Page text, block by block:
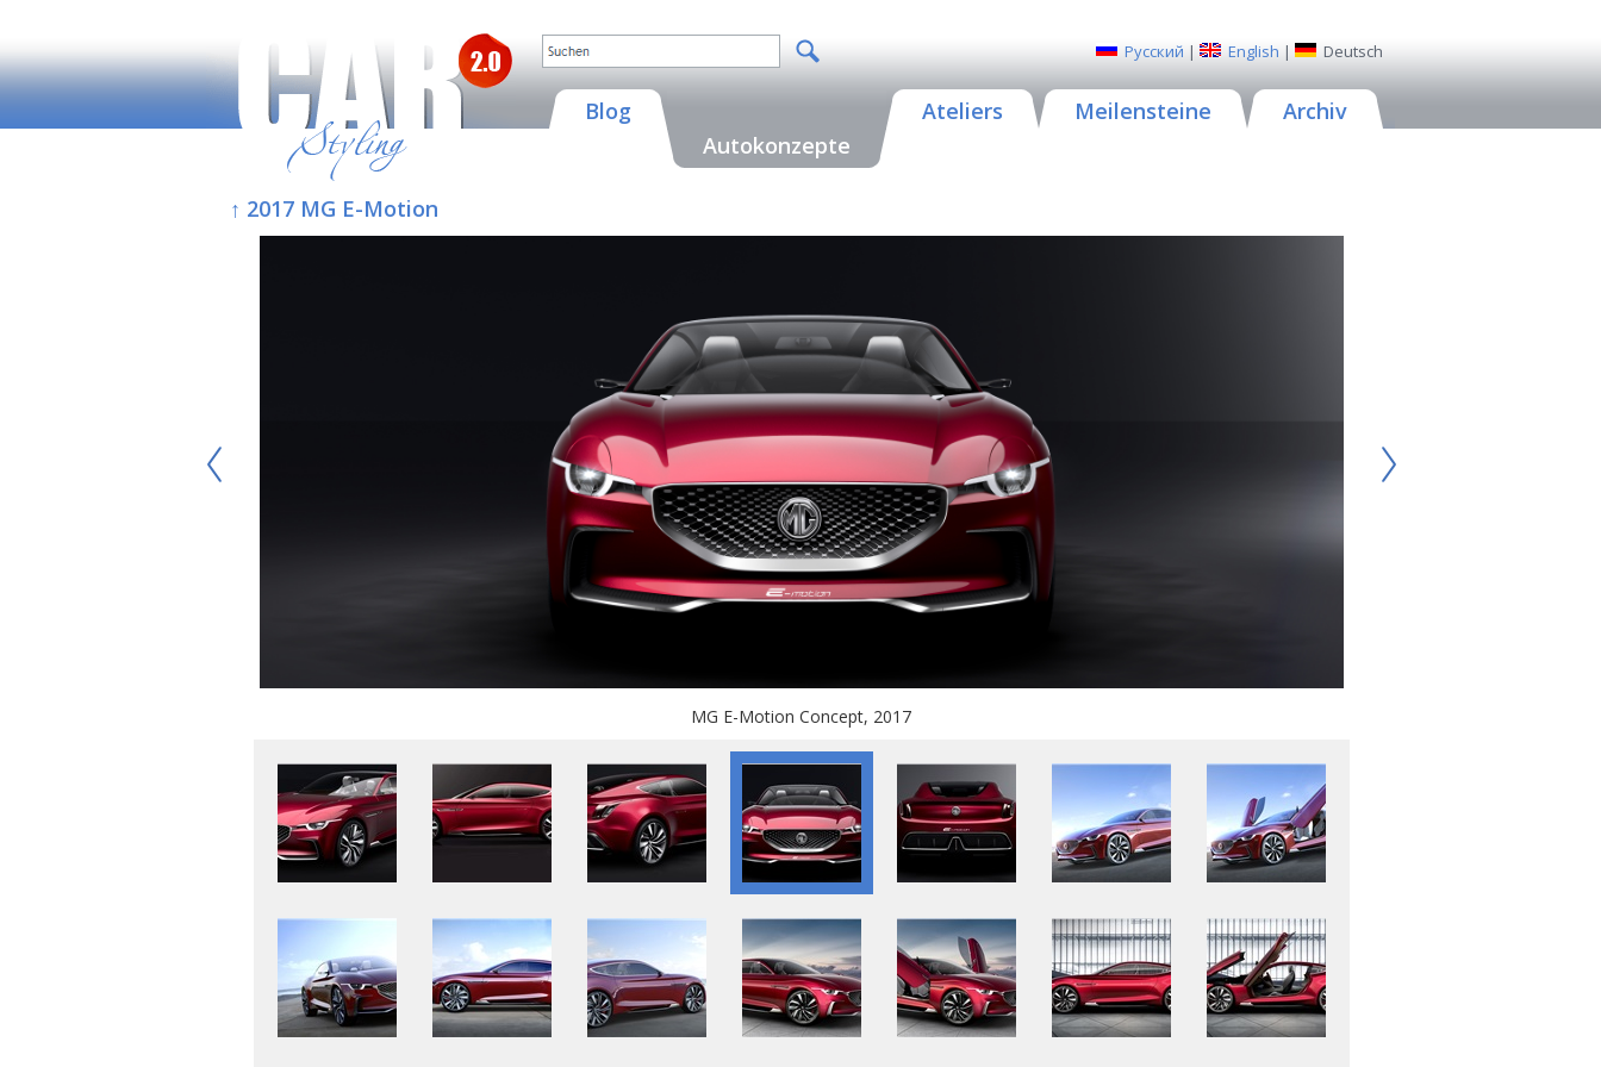
Русский | English | Deutsch
Blog
Autokonzepte
Ateliers Meilensteine Archiv
↑ 2017 MG E-Motion
MG E-Motion Concept, 2017